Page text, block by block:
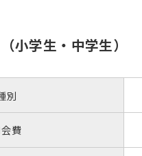
小学生・中学生）
別
費